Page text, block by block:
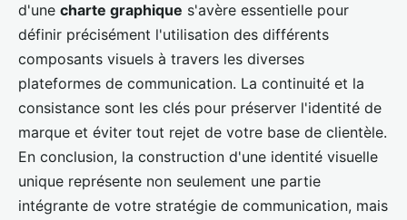
d'une charte graphique s'avère essentielle pour
définir précisément l'utilisation des différents
composants visuels à travers les diverses
plateformes de communication. La continuité et la
consistance sont les clés pour préserver l'identité de
marque et éviter tout rejet de votre base de clientèle.
En conclusion, la construction d'une identité visuelle
unique représente non seulement une partie
intégrante de votre stratégie de communication, mais